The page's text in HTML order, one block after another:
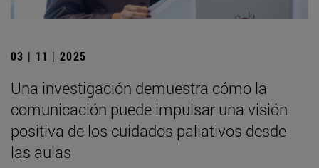
03 | 11 | 2025
Una investigación demuestra cómo la
comunicación puede impulsar una visión
positiva de los cuidados paliativos desde
las aulas